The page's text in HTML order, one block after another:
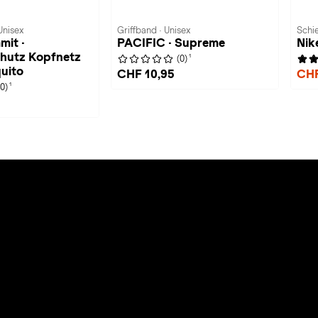
·
Kopfnetz
1
Griffband · Unisex
PACIFIC · Supreme
(0) 1
CHF 10,95